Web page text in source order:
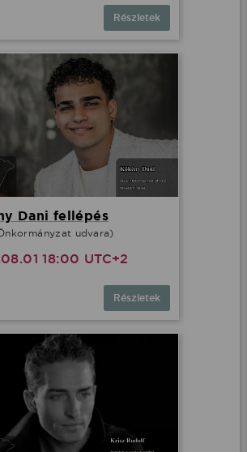
Részletek
Dani fellépés
udvara)
18:00 UTC+2
Részletek